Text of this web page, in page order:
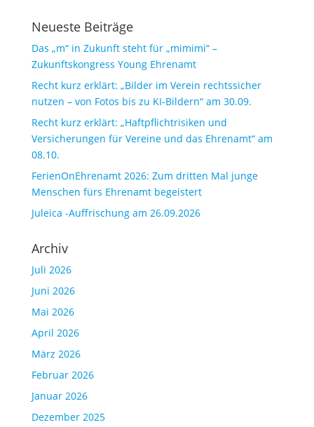
Neueste Beiträge
Das „m“ in Zukunft steht für „mimimi“ –
Zukunftskongress Young Ehrenamt
Recht kurz erklärt: „Bilder im Verein rechtssicher
nutzen – von Fotos bis zu KI-Bildern“ am 30.09.
Recht kurz erklärt: „Haftpflichtrisiken und
Versicherungen für Vereine und das Ehrenamt“ am
08.10.
FerienOnEhrenamt 2026: Zum dritten Mal junge
Menschen fürs Ehrenamt begeistert
Juleica -Auffrischung am 26.09.2026
Archiv
Juli 2026
Juni 2026
Mai 2026
April 2026
März 2026
Februar 2026
Januar 2026
Dezember 2025